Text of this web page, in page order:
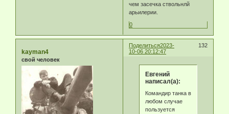
чем засечка ствольнлй
арьилерии.
0
Поделиться 132
2023-
10-06 20:12:47
kayman4
свой человек
Eвгeний
написал(а):
Командир танка в
любом случае
пользуется